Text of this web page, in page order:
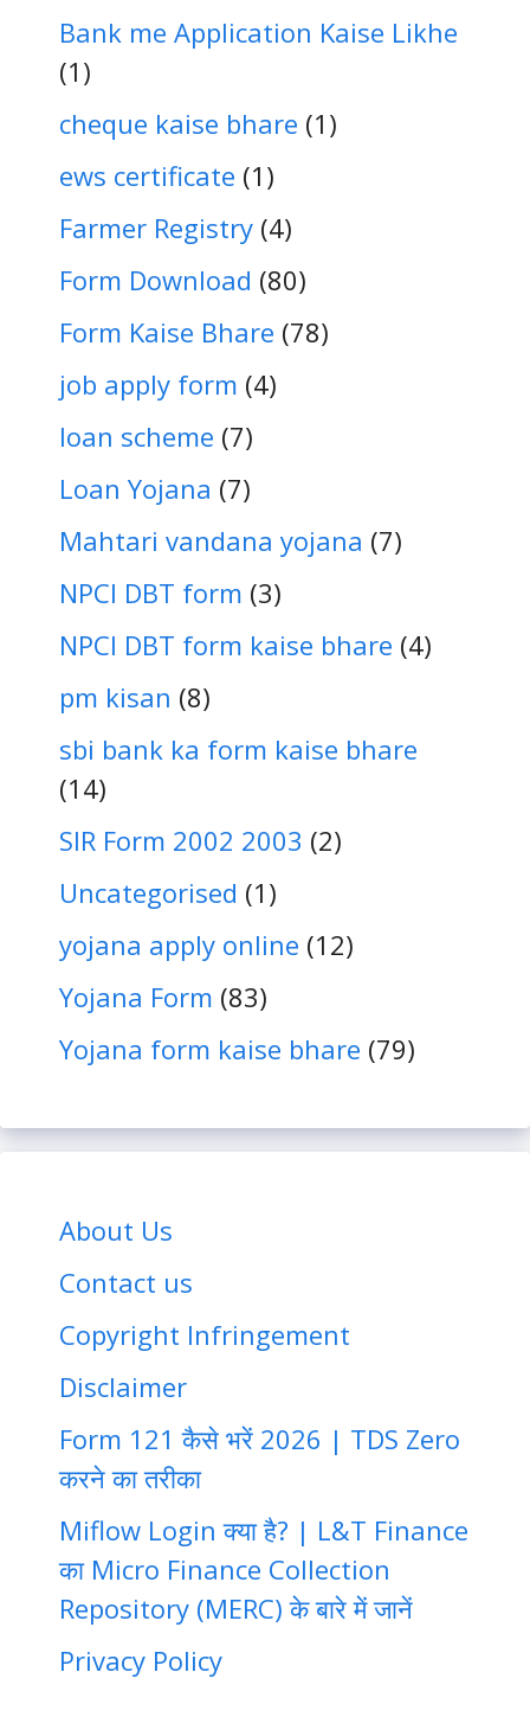
Bank me Application Kaise Likhe
(1)
cheque kaise bhare (1)
ews certificate (1)
Farmer Registry (4)
Form Download (80)
Form Kaise Bhare (78)
job apply form (4)
loan scheme (7)
Loan Yojana (7)
Mahtari vandana yojana (7)
NPCI DBT form (3)
NPCI DBT form kaise bhare (4)
pm kisan (8)
sbi bank ka form kaise bhare
(14)
SIR Form 2002 2003 (2)
Uncategorised (1)
yojana apply online (12)
Yojana Form (83)
Yojana form kaise bhare (79)
About Us
Contact us
Copyright Infringement
Disclaimer
Form 121 कैसे भरें 2026 | TDS Zero
करने का तरीका
Miflow Login क्या है? | L&T Finance
का Micro Finance Collection
Repository (MERC) के बारे में जानें
Privacy Policy